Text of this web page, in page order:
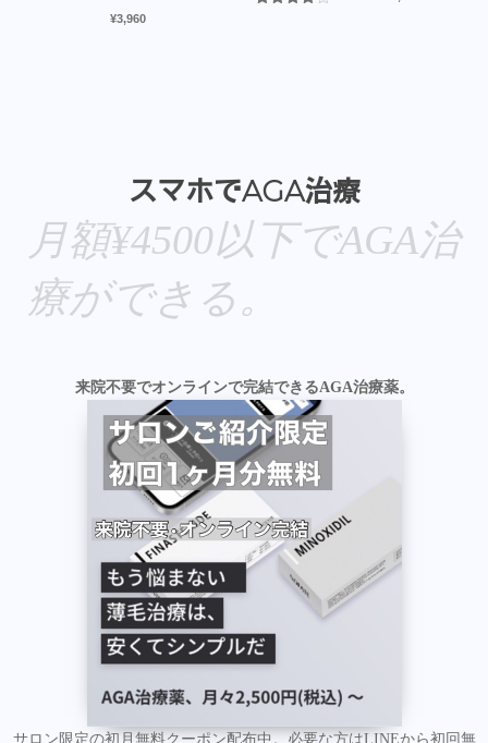
¥3,960
スマホでAGA治療
月額¥4500以下でAGA治
療ができる。
来院不要でオンラインで完結できるAGA治療薬。
サロン限定の初月無料クーポン配布中。必要な方はLINEから初回無